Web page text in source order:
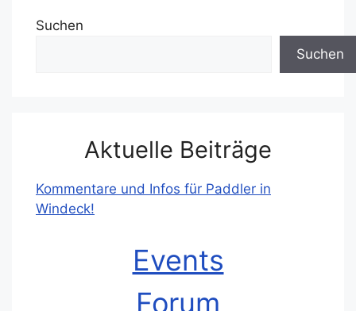
Suchen
Suchen
Aktuelle Beiträge
Kommentare und Infos für Paddler in
Windeck!
Events
Forum